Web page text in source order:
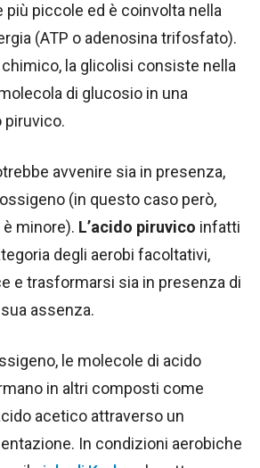
piccole ed è coinvolta nella
(ATP o adenosina trifosfato).
la glicolisi consiste nella
di glucosio in una
piruvico.
avvenire sia in presenza,
(in questo caso però,
è minore). L’acido piruvico infatti
degli aerobi facoltativi,
e trasformarsi sia in presenza di
assenza.
le molecole di acido
in altri composti come
acetico attraverso un
In condizioni aerobiche